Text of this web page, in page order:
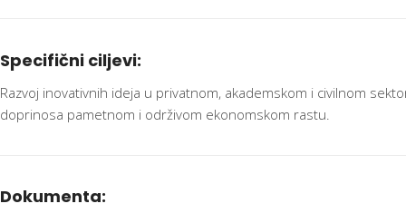
Specifični ciljevi:
Razvoj inovativnih ideja u privatnom, akademskom i civilnom
doprinosa pametnom i održivom ekonomskom rastu.
Dokumenta: